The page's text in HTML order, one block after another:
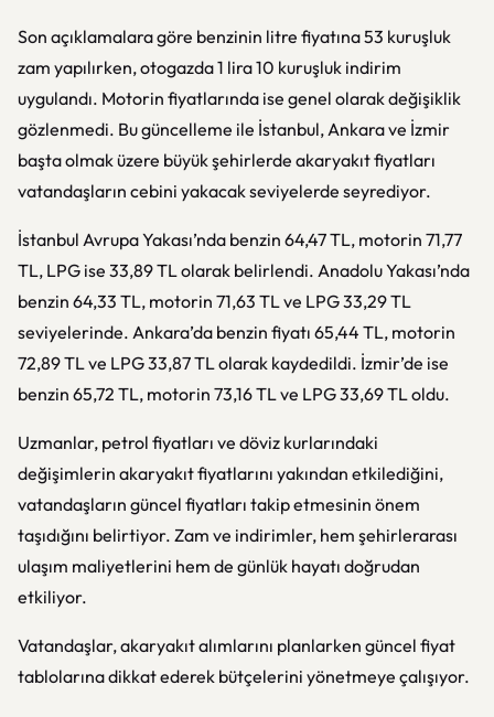
Son açıklamalara göre benzinin litre fiyatına 53 kuruşluk
zam yapılırken, otogazda 1 lira 10 kuruşluk indirim
uygulandı. Motorin fiyatlarında ise genel olarak değişiklik
gözlenmedi. Bu güncelleme ile İstanbul, Ankara ve İzmir
başta olmak üzere büyük şehirlerde akaryakıt fiyatları
vatandaşların cebini yakacak seviyelerde seyrediyor.
İstanbul Avrupa Yakası’nda benzin 64,47 TL, motorin 71,77
TL, LPG ise 33,89 TL olarak belirlendi. Anadolu Yakası’nda
benzin 64,33 TL, motorin 71,63 TL ve LPG 33,29 TL
seviyelerinde. Ankara’da benzin fiyatı 65,44 TL, motorin
72,89 TL ve LPG 33,87 TL olarak kaydedildi. İzmir’de ise
benzin 65,72 TL, motorin 73,16 TL ve LPG 33,69 TL oldu.
Uzmanlar, petrol fiyatları ve döviz kurlarındaki
değişimlerin akaryakıt fiyatlarını yakından etkilediğini,
vatandaşların güncel fiyatları takip etmesinin önem
taşıdığını belirtiyor. Zam ve indirimler, hem şehirlerarası
ulaşım maliyetlerini hem de günlük hayatı doğrudan
etkiliyor.
Vatandaşlar, akaryakıt alımlarını planlarken güncel fiyat
tablolarına dikkat ederek bütçelerini yönetmeye çalışıyor.